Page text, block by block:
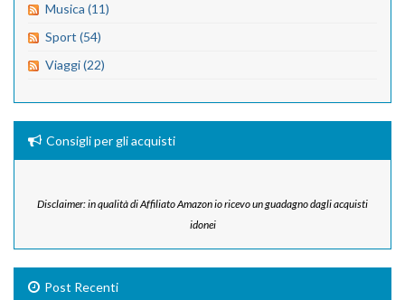
Musica (11)
Sport (54)
Viaggi (22)
Consigli per gli acquisti
Disclaimer: in qualità di Affiliato Amazon io ricevo un guadagno dagli acquisti
idonei
Post Recenti